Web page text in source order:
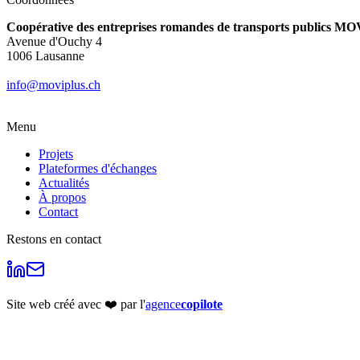
Coopérative des entreprises romandes de transports publics
Avenue d'Ouchy 4
1006 Lausanne
info@moviplus.ch
Menu
Projets
Plateformes d'échanges
Actualités
À propos
Contact
Restons en contact
Site web créé avec ❤️ par l'agencecopilote